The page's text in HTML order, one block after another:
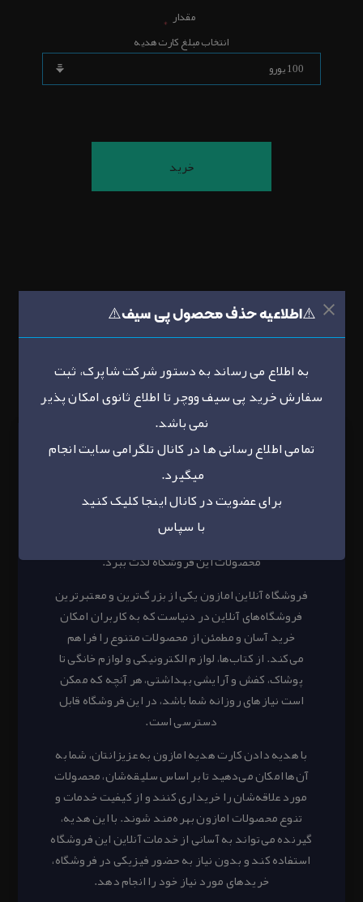
مقدار *
انتخاب مبلغ کارت هدیه
شرح
تماس با ما
کارت هدیه امازون یکی از محبوب‌ترین و کاربردی‌ترین
هدایا برای عزیزان شماست. این کارت هدیه به گیرنده
امکان می‌دهد که به صورت آنلاین از فروشگاه محبوب
امازون خریدهای متنوع انجام دهد و از تنوع و کیفیت
محصولات این فروشگاه لذت ببرد.
فروشگاه آنلاین امازون یکی از بزرگ‌ترین و معتبرترین
فروشگاه‌های آنلاین در دنیاست که به کاربران امکان
خرید آسان و مطمئن از محصولات متنوع را فراهم
می‌کند. از کتاب‌ها، لوازم الکترونیکی و لوازم خانگی تا
پوشاک، کفش و آرایشی بهداشتی، هر آنچه که ممکن
است نیازهای روزانه شما باشد، در این فروشگاه قابل
دسترسی است.
با هدیه دادن کارت هدیه امازون به عزیزانتان، شما به
آن‌ها امکان می‌دهید تا بر اساس سلیقه‌شان، محصولات
مورد علاقه‌شان را خریداری کنند و از کیفیت خدمات و
تنوع محصولات امازون بهره‌مند شوند. با این هدیه،
گیرنده می‌تواند به آسانی از خدمات آنلاین این فروشگاه
استفاده کند و بدون نیاز به حضور فیزیکی در فروشگاه،
خریدهای مورد نیاز خود را انجام دهد.
⚠️اطلاعیه حذف محصول پی سیف⚠️
به اطلاع می رساند به دستور شرکت شاپرک، ثبت
سفارش خرید پی سیف ووچر تا اطلاع ثانوی امکان پذیر
نمی باشد.
تمامی اطلاع رسانی ها در کانال تلگرامی سایت انجام
میگیرد.
برای عضویت در کانالاینجاکلیک کنید
با سپاس